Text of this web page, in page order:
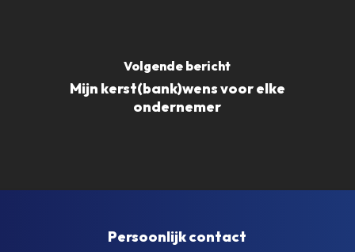
Volgende bericht
Mijn kerst(bank)wens voor elke
ondernemer
Persoonlijk contact